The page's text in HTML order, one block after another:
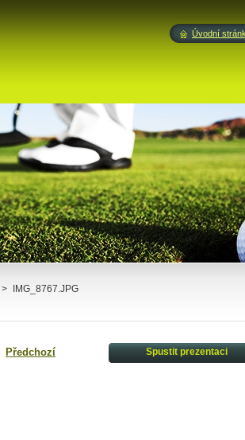
> IMG_8767.JPG
Předchozí Spustit prezentaci
Úvodní